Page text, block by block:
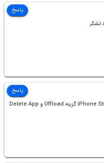
تشکر
پاسخ
چرا تو قسمت iPhone Storage گزینه Offload و Delete App
پاسخ